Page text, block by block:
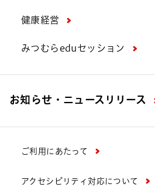
健康経営
みつむらeduセッション
お知らせ・ニュースリリース
ご利用にあたって
アクセシビリティ対応について